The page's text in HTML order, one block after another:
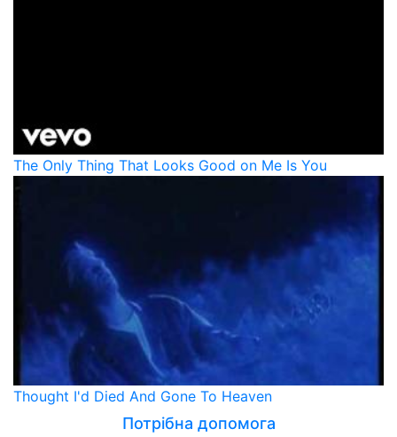
The Only Thing That Looks Good on Me Is You
Thought I'd Died And Gone To Heaven
Потрібна допомога